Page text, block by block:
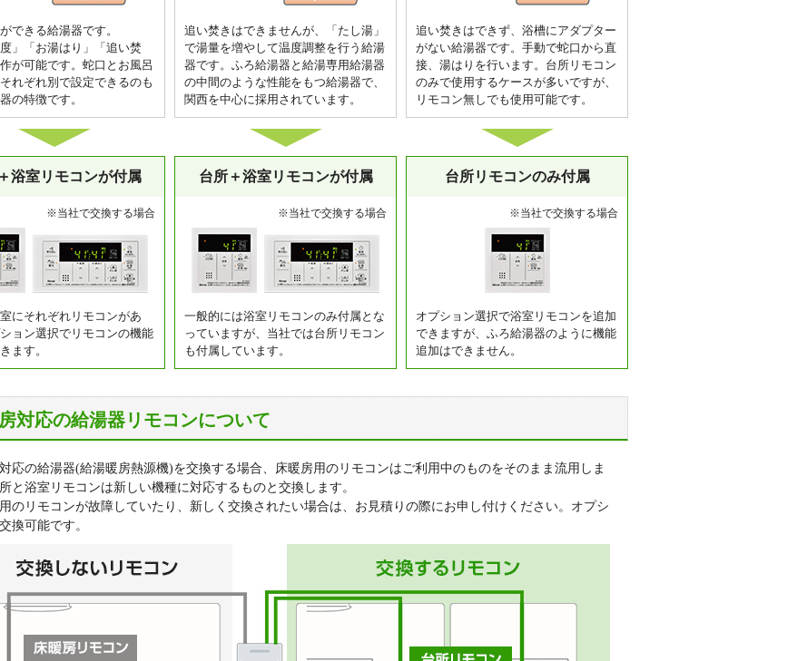
できる給湯器です。
度」「お湯はり」「追い焚
が可能です。蛇口とお風呂
れぞれ別で設定できるのも
の特徴です。
浴室リモコンが付属
※当社で交換する場合
にそれぞれリモコンがあ
ョン選択でリモコンの機能
ます。
追い焚きはできませんが、「たし湯」
で湯量を増やして温度調整を行う給湯
器です。ふろ給湯器と給湯専用給湯器
の中間のような性能をもつ給湯器で、
関西を中心に採用されています。
台所＋浴室リモコンが付属
※当社で交換する場合
一般的には浴室リモコンのみ付属とな
っていますが、当社では台所リモコン
も付属しています。
追い焚きはできず、浴槽にアダプター
がない給湯器です。手動で蛇口から直
接、湯はりを行います。台所リモコン
のみで使用するケースが多いですが、
リモコン無しでも使用可能です。
台所リモコンのみ付属
※当社で交換する場合
オプション選択で浴室リモコンを追加
できますが、ふろ給湯器のように機能
追加はできません。
対応の給湯器リモコンについて
応の給湯器(給湯暖房熱源機)を交換する場合、床暖房用のリモコンはご利用中のものをそのまま流用しま
と浴室リモコンは新しい機種に対応するものと交換します。
のリモコンが故障していたり、新しく交換されたい場合は、お見積りの際にお申し付けください。オプシ
換可能です。